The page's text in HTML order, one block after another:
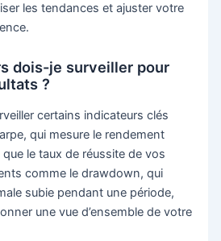
les tendances et ajuster votre
dois-je surveiller pour
?
certains indicateurs clés
qui mesure le rendement
le taux de réussite de vos
comme le drawdown, qui
subie pendant une période,
une vue d’ensemble de votre